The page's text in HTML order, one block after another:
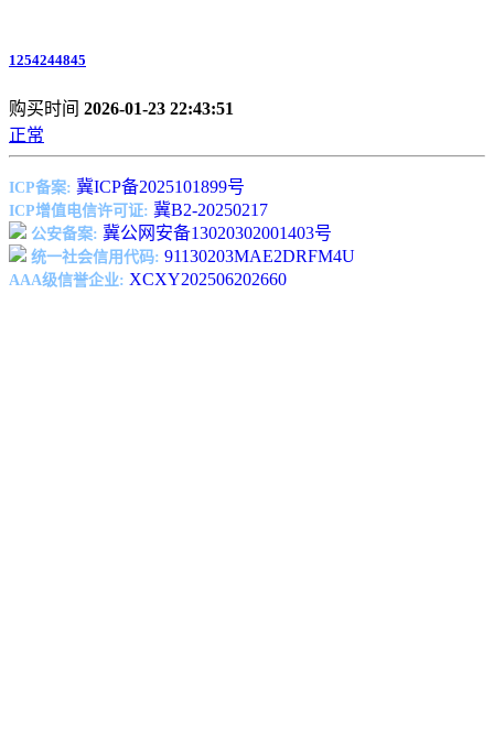
1254244845
购买时间 2026-01-23 22:43:51
正常
ICP备案: 冀ICP备2025101899号
ICP增值电信许可证: 冀B2-20250217
公安备案: 冀公网安备13020302001403号
统一社会信用代码: 91130203MAE2DRFM4U
AAA级信誉企业: XCXY202506202660